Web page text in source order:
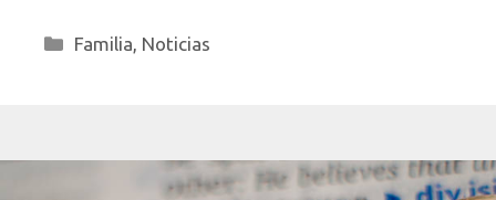
Categorías
Familia Noticias